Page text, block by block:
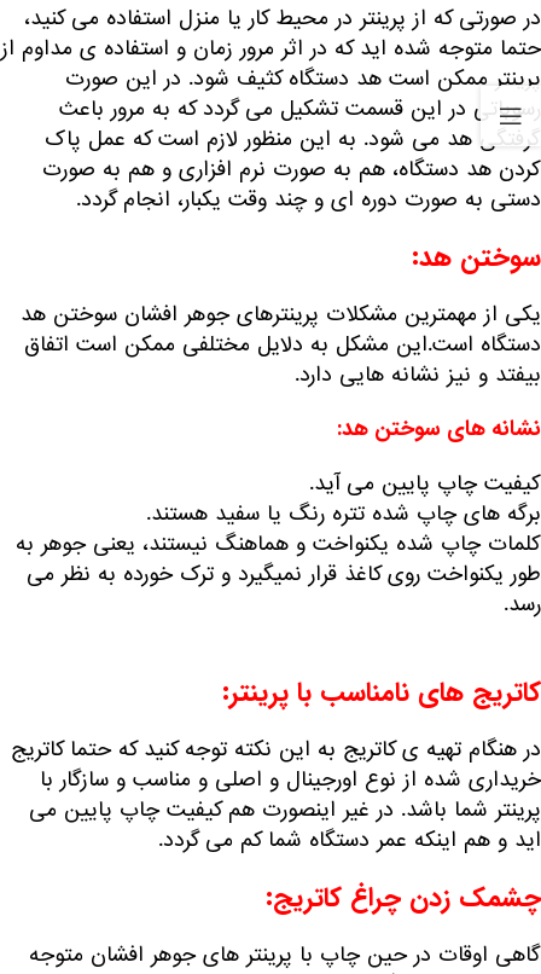
در صورتی که از پرینتر در محیط کار یا منزل استفاده می کنید،
حتما متوجه شده اید که در اثر مرور زمان و استفاده ی مداوم از
پرینتر ممکن است هد دستگاه کثیف شود. در این صورت
رسوباتی در این قسمت تشکیل می گردد که به مرور باعث
گرفتگی هد می شود. به این منظور لازم است که عمل پاک
کردن هد دستگاه، هم به صورت نرم افزاری و هم به صورت
دستی به صورت دوره ای و چند وقت یکبار، انجام گردد.
سوختن هد:
یکی از مهمترین مشکلات پرینترهای جوهر افشان سوختن هد
دستگاه است.این مشکل به دلایل مختلفی ممکن است اتفاق
بیفتد و نیز نشانه هایی دارد.
نشانه های سوختن هد:
کیفیت چاپ پایین می آید.
برگه های چاپ شده تتره رنگ یا سفید هستند.
کلمات چاپ شده یکنواخت و هماهنگ نیستند، یعنی جوهر به
طور یکنواخت روی کاغذ قرار نمیگیرد و ترک خورده به نظر می
رسد.
کاتریج های نامناسب با پرینتر:
در هنگام تهیه ی کاتریج به این نکته توجه کنید که حتماکاتریج
خریداری شده از نوع اورجینال و اصلی و مناسب و سازگار با
پرینتر شما باشد. در غیر اینصورت هم کیفیت چاپ پایین می
اید و هم اینکه عمر دستگاه شما کم می گردد.
چشمک زدن چراغ کاتریج:
گاهی اوقات در حین چاپ با پرینتر های جوهر افشان متوجه